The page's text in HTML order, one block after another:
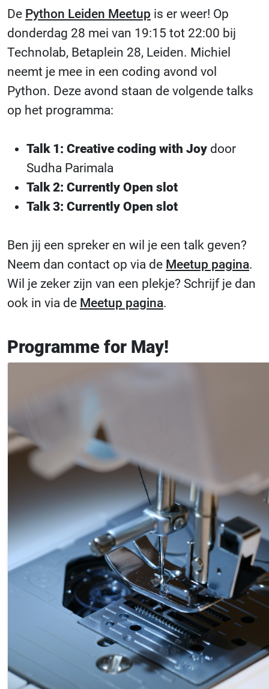
De Python Leiden Meetup is er weer! Op
donderdag 28 mei van 19:15 tot 22:00 bij
Technolab, Betaplein 28, Leiden. Michiel
neemt je mee in een coding avond vol
Python. Deze avond staan de volgende talks
op het programma:
Talk 1: Creative coding with Joy door
Sudha Parimala
Talk 2: Currently Open slot
Talk 3: Currently Open slot
Ben jij een spreker en wil je een talk geven?
Neem dan contact op via de Meetup pagina.
Wil je zeker zijn van een plekje? Schrijf je dan
ook in via de Meetup pagina.
Programme for May!